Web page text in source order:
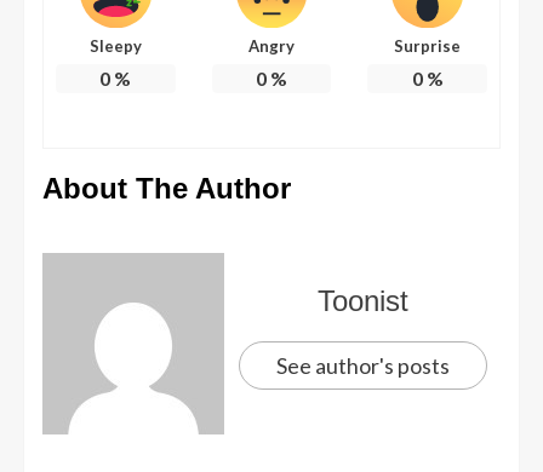
Sleepy
0 %
Angry
0%
Surprise
0%
About The Author
Toonist
See author's posts